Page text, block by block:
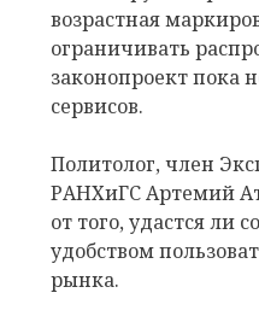
возрастная
ограничивать
законопроект пока
сервисов.
Политолог, член
РАНХиГС Артемий
от того, удастся ли
удобством
рынка.